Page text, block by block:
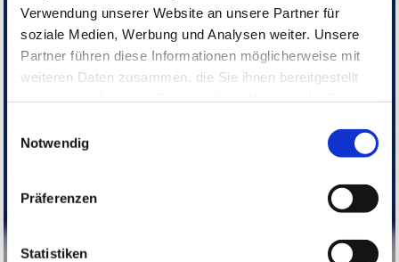
Verwendung unserer Website an unsere Partner für
soziale Medien, Werbung und Analysen weiter. Unsere
Partner führen diese Informationen möglicherweise mit
weiteren Daten zusammen, die Sie ihnen bereitgestellt
Notwendig
Präferenzen
Statistiken